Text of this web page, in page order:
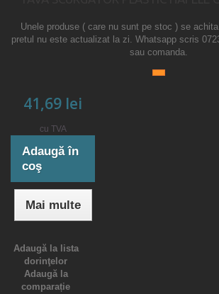
Unele produse ( care nu sunt pe stoc ) se
pretul nu este actualizat la zi. Whatsapp scris
sau comanda.
41,69 lei
cu TVA
Adaugă în
coş
Mai multe
Adaugă la lista
dorinţelor
Adaugă la
comparație